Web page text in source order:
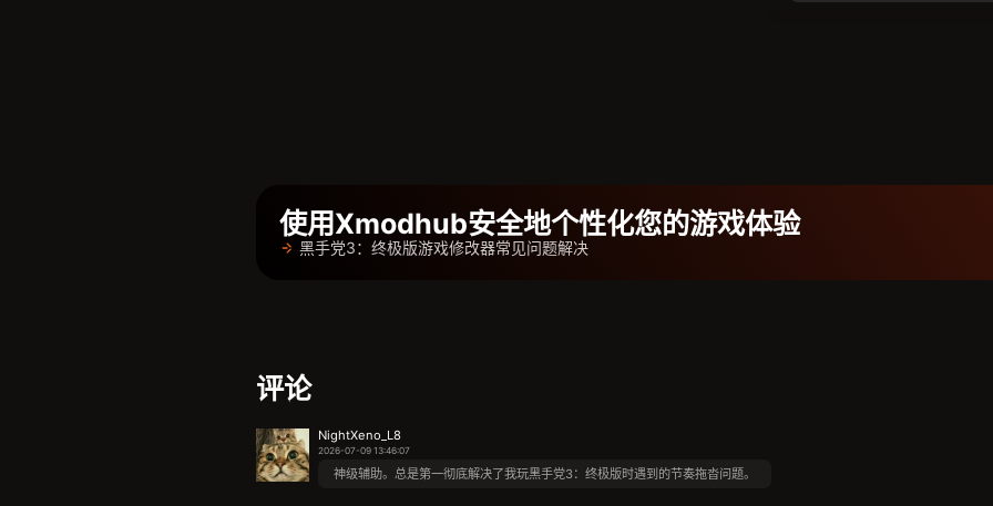
使用Xmodhub安全地个性化您的游戏体验
黑手党3：终极版游戏修改器常见问题解决
评论
NightXeno_L8
2026-07-09 13:46:07
神级辅助。总是第一彻底解决了我玩黑手党3：终极版时遇到的节奏拖沓问题。